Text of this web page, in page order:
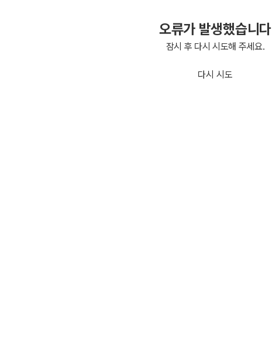
오류가 발생했습니다
잠시 후 다시 시도해 주세요.
다시 시도